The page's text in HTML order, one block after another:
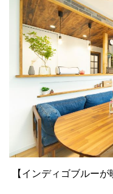
【インディゴブルー